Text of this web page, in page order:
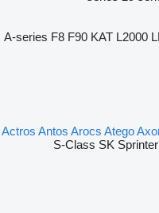
A-series F8 F90 KAT L2000
Actros Antos Arocs Atego
S-Class SK Sprinter